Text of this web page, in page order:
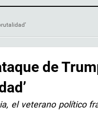
de
el veterano político